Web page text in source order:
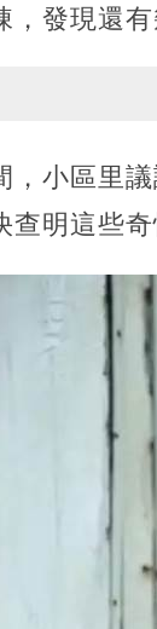
，發現還
，小區里
查明這些